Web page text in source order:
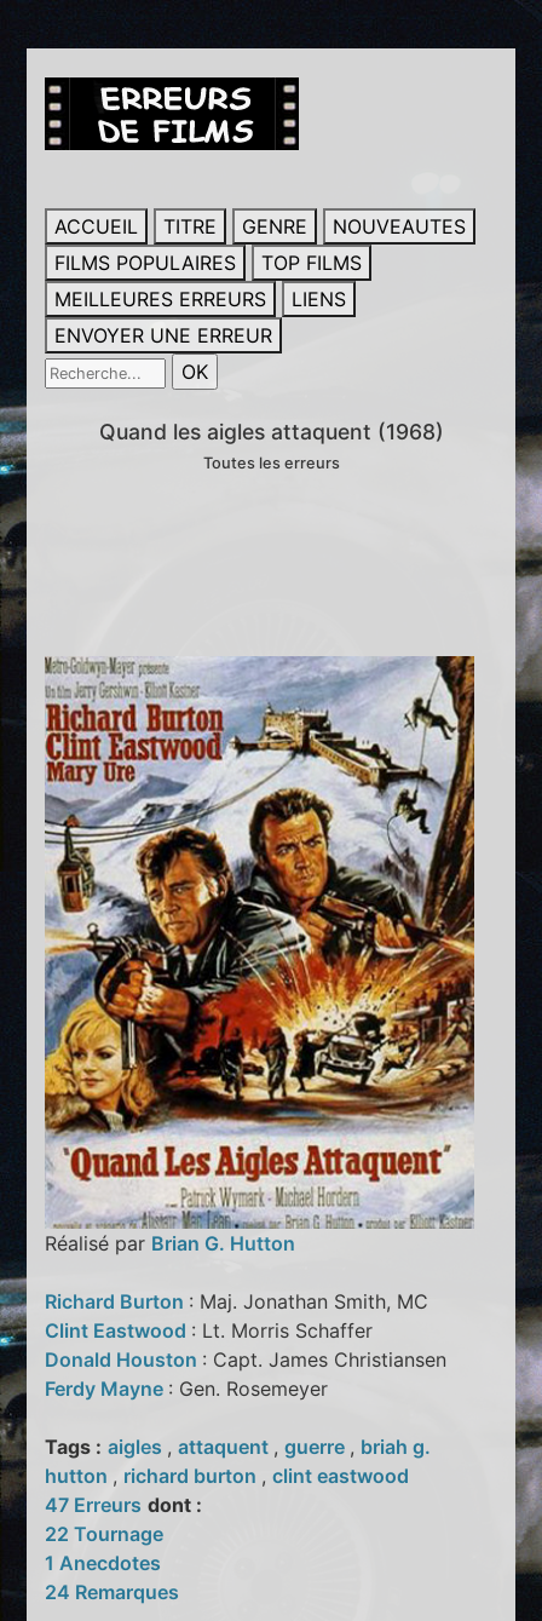
ACCUEIL TITRE GENRE
NOUVEAUTES
FILMS POPULAIRES
TOP FILMS
MEILLEURES ERREURS
LIENS
ENVOYER UNE ERREUR
Quand les aigles attaquent (1968)
Toutes les erreurs
Réalisé par Brian G. Hutton
Richard Burton : Maj. Jonathan Smith, MC
Clint Eastwood : Lt. Morris Schaffer
Donald Houston : Capt. James Christiansen
Ferdy Mayne : Gen. Rosemeyer
Tags : aigles ,attaquent ,guerre , briah g.
hutton , richard burton ,clint eastwood
47 Erreurs dont :
22 Tournage
1 Anecdotes
24 Remarques